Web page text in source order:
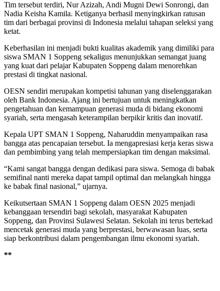
Tim tersebut terdiri, Nur Azizah, Andi Mugni Dewi Sonrongi, dan
Nadia Keisha Kamila. Ketiganya berhasil menyingkirkan ratusan
tim dari berbagai provinsi di Indonesia melalui tahapan seleksi yang
ketat.
Keberhasilan ini menjadi bukti kualitas akademik yang dimiliki para
siswa SMAN 1 Soppeng sekaligus menunjukkan semangat juang
yang kuat dari pelajar Kabupaten Soppeng dalam menorehkan
prestasi di tingkat nasional.
OESN sendiri merupakan kompetisi tahunan yang diselenggarakan
oleh Bank Indonesia. Ajang ini bertujuan untuk meningkatkan
pengetahuan dan kemampuan generasi muda di bidang ekonomi
syariah, serta mengasah keterampilan berpikir kritis dan inovatif.
Kepala UPT SMAN 1 Soppeng, Naharuddin menyampaikan rasa
bangga atas pencapaian tersebut. Ia mengapresiasi kerja keras siswa
dan pembimbing yang telah mempersiapkan tim dengan maksimal.
“Kami sangat bangga dengan dedikasi para siswa. Semoga di babak
semifinal nanti mereka dapat tampil optimal dan melangkah hingga
ke babak final nasional,” ujarnya.
Keikutsertaan SMAN 1 Soppeng dalam OESN 2025 menjadi
kebanggaan tersendiri bagi sekolah, masyarakat Kabupaten
Soppeng, dan Provinsi Sulawesi Selatan. Sekolah ini terus bertekad
mencetak generasi muda yang berprestasi, berwawasan luas, serta
siap berkontribusi dalam pengembangan ilmu ekonomi syariah.
**